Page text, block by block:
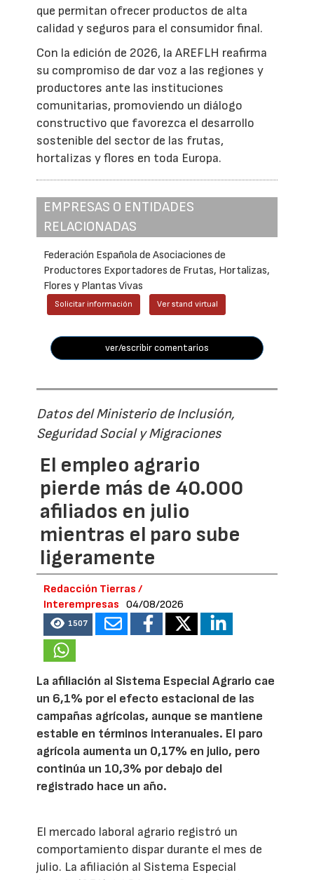
que permitan ofrecer productos de alta
calidad y seguros para el consumidor final.
Con la edición de 2026, la AREFLH reafirma
su compromiso de dar voz a las regiones y
productores ante las instituciones
comunitarias, promoviendo un diálogo
constructivo que favorezca el desarrollo
sostenible del sector de las frutas,
hortalizas y flores en toda Europa.
EMPRESAS O ENTIDADES
RELACIONADAS
Federación Española de Asociaciones de
Productores Exportadores de Frutas, Hortalizas,
Flores y Plantas Vivas
Solicitar información Ver stand virtual
ver/escribir comentarios
Datos del Ministerio de Inclusión,
Seguridad Social y Migraciones
El empleo agrario
pierde más de 40.000
afiliados en julio
mientras el paro sube
ligeramente
Redacción Tierras /
Interempresas
04/08/2026
1507
La afiliación al Sistema Especial Agrario cae
un 6,1% por el efecto estacional de las
campañas agrícolas, aunque se mantiene
estable en términos interanuales. El paro
agrícola aumenta un 0,17% en julio, pero
continúa un 10,3% por debajo del
registrado hace un año.
El mercado laboral agrario registró un
comportamiento dispar durante el mes de
julio. La afiliación al Sistema Especial